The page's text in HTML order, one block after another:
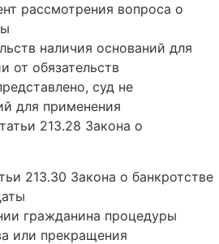
рассмотрения вопроса о
наличия оснований для
от обязательств
суд не
для применения
213.28 Закона о
213.30 Закона о банкротстве
гражданина процедуры
или прекращения